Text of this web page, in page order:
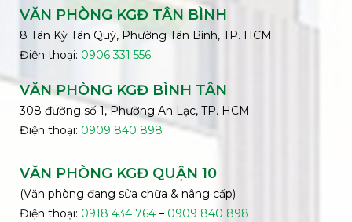
VĂN PHÒNG KGĐ TÂN BÌNH
8 Tân Kỳ Tân Quý, Phường Tân Bình, TP. HCM
Điện thoại: 0906 331 556
VĂN PHÒNG KGĐ BÌNH TÂN
308 đường số 1, Phường An Lạc, TP. HCM
Điện thoại: 0909 840 898
VĂN PHÒNG KGĐ QUẬN 10
(Văn phòng đang sửa chữa & nâng cấp)
Điện thoại: 0918 434 764 – 0909 840 898